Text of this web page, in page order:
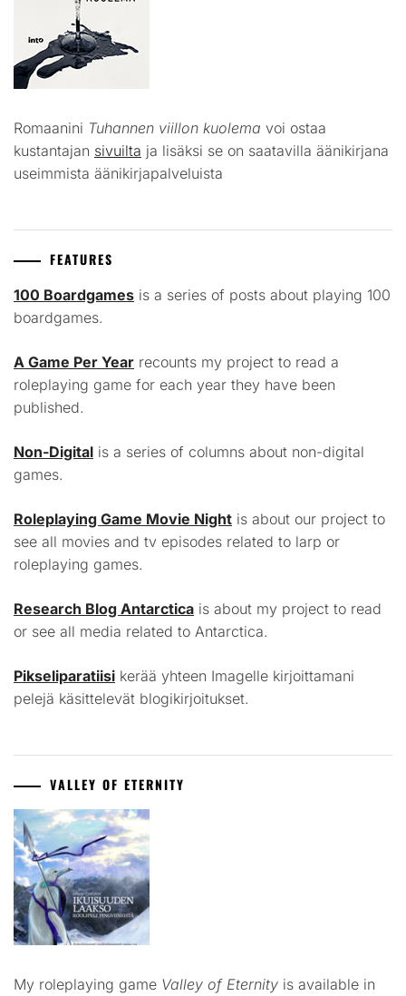
Romaanini Tuhannen viillon kuolema voi ostaa
kustantajan sivuilta ja lisäksi se on saatavilla äänikirjana
useimmista äänikirjapalveluista
FEATURES
100 Boardgames is a series of posts about playing 100
boardgames.
A Game Per Year recounts my project to read a
roleplaying game for each year they have been
published.
Non-Digital is a series of columns about non-digital
games.
Roleplaying Game Movie Night is about our project to
see all movies and tv episodes related to larp or
roleplaying games.
Research Blog Antarctica is about my project to read
or see all media related to Antarctica.
Pikseliparatiisi kerää yhteen Imagelle kirjoittamani
pelejä käsittelevät blogikirjoitukset.
VALLEY OF ETERNITY
My roleplaying game Valley of Eternity is available in